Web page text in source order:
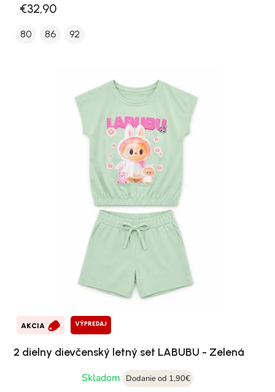
€32,90
80 86 92
AKCIA VÝPREDAJ
2 dielny dievčenský letný set LABUBU - Zelená
Skladom
Dodanie od 1,90€